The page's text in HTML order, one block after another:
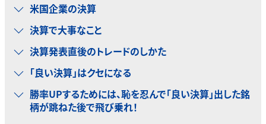
米国企業の決算
決算で大事なこと
決算発表直後のトレードのしかた
「良い決算」はクセになる
勝率UPするためには、恥を忍んで「良い決算」出した銘
柄が跳ねた後で飛び乗れ！